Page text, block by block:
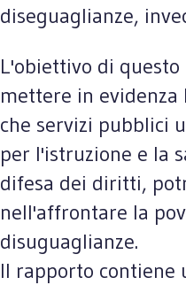
diseguaglianze,
L'obiettivo di
mettere in
che servizi pubblici
per l'istruzione e la
difesa dei diritti,
nell'affrontare la
disuguaglianze.
Il rapporto contiene